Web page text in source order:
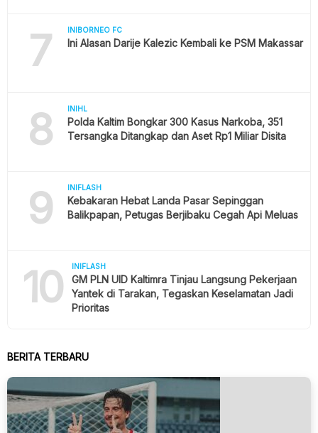
7 INIBORNEO FC
Ini Alasan Darije Kalezic Kembali ke PSM Makassar
8 INIHL
Polda Kaltim Bongkar 300 Kasus Narkoba, 351
Tersangka Ditangkap dan Aset Rp1 Miliar Disita
9 INIFLASH
Kebakaran Hebat Landa Pasar Sepinggan
Balikpapan, Petugas Berjibaku Cegah Api Meluas
10 INIFLASH
GM PLN UID Kaltimra Tinjau Langsung Pekerjaan
Yantek di Tarakan, Tegaskan Keselamatan Jadi
Prioritas
BERITA TERBARU